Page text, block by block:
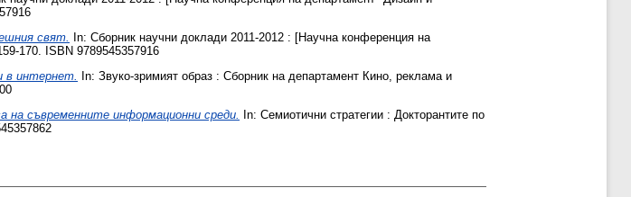
свят.
In: Сборник научни доклади 2011-2012 : [Научна конференция на
170. ISBN 9789545357916
в интернет.
In: Звуко-зримият образ : Сборник на департамент Кино, реклама и
съвременните информационни среди.
In: Семиотични стратегии : Докторантите по